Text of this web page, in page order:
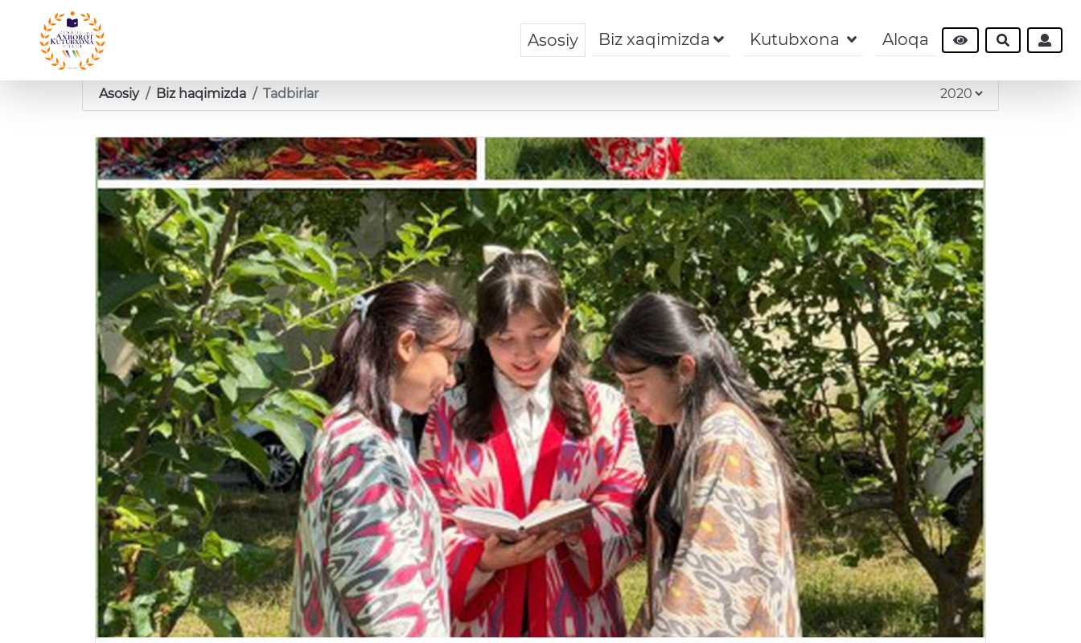
Asosiy Biz xaqimizda Kutubxona Aloqa
Asosiy Biz haqimizda Tadbirlar